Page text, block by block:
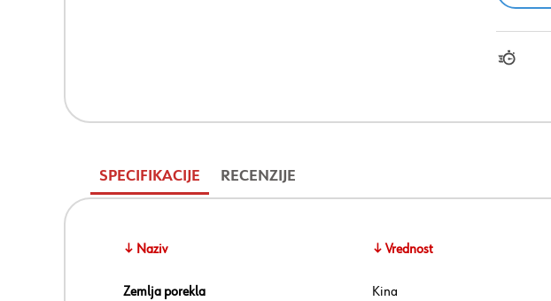
SPECIFIKACIJE RECENZIJE
↓ Naziv ↓ Vrednost
Zemlja porekla Kina